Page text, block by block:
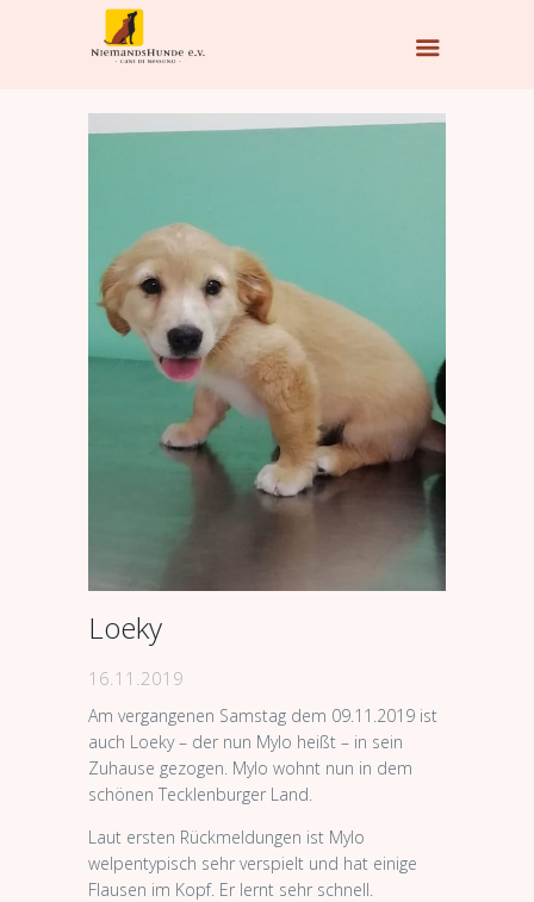
Loeky
16.11.2019
Am vergangenen Samstag dem 09.11.2019 ist
auch Loeky – der nun Mylo heißt – in sein
Zuhause gezogen. Mylo wohnt nun in dem
schönen Tecklenburger Land.
Laut ersten Rückmeldungen ist Mylo
welpentypisch sehr verspielt und hat einige
Flausen im Kopf. Er lernt sehr schnell.